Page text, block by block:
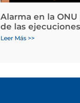
Alarma en la
de las
Leer Más >>